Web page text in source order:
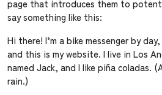
個人情報保護方針
page that introduces them to
say something like this:
Hi there! I’m a bike messenger by
and this is my website. I live in Los
named Jack, and I like piña coladas.
rain.)